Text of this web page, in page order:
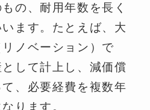
の、耐用年数を長く
ます。たとえば、大
ノベーション）で
して計上し、減価償
、必要経費を複数年
ります。